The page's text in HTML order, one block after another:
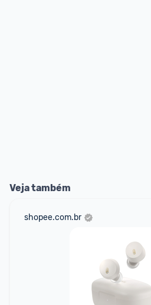
Veja também
shopee.com.br